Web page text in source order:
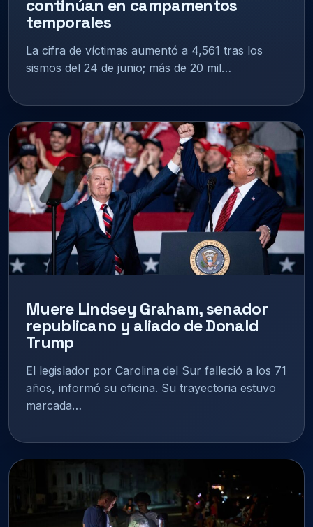
continúan en campamentos
temporales
La cifra de víctimas aumentó a 4,561 tras los
sismos del 24 de junio; más de 20 mil…
Muere Lindsey Graham, senador
republicano y aliado de Donald
Trump
El legislador por Carolina del Sur falleció a los 71
años, informó su oficina. Su trayectoria estuvo
marcada…